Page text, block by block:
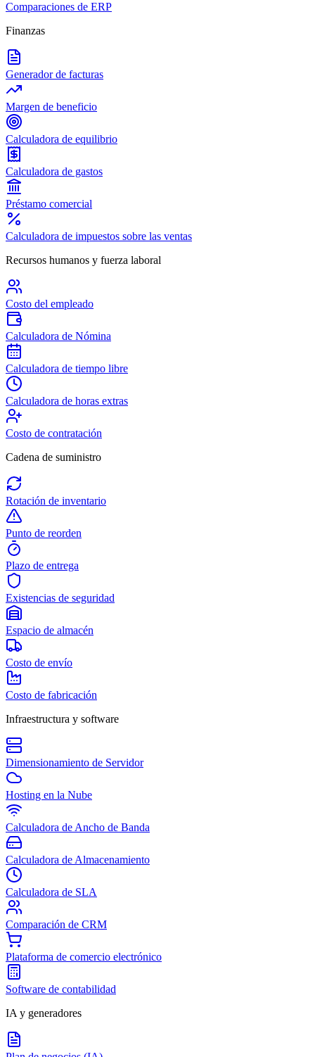
Comparaciones de ERP
Finanzas
Generador de facturas
Margen de beneficio
Calculadora de equilibrio
Calculadora de gastos
Préstamo comercial
Calculadora de impuestos sobre las ventas
Recursos humanos y fuerza laboral
Costo del empleado
Calculadora de Nómina
Calculadora de tiempo libre
Calculadora de horas extras
Costo de contratación
Cadena de suministro
Rotación de inventario
Punto de reorden
Plazo de entrega
Existencias de seguridad
Espacio de almacén
Costo de envío
Costo de fabricación
Infraestructura y software
Dimensionamiento de Servidor
Hosting en la Nube
Calculadora de Ancho de Banda
Calculadora de Almacenamiento
Calculadora de SLA
Comparación de CRM
Plataforma de comercio electrónico
Software de contabilidad
IA y generadores